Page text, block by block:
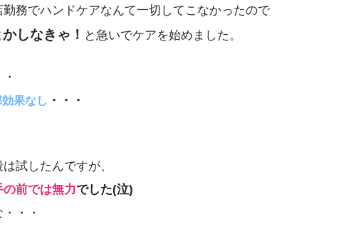
務でハンドケアなんて一切してこなかったので
しなきゃ！ と急いでケアを始めました。
果なし ・・・
試したんですが、
前では無力でした(泣)
・・